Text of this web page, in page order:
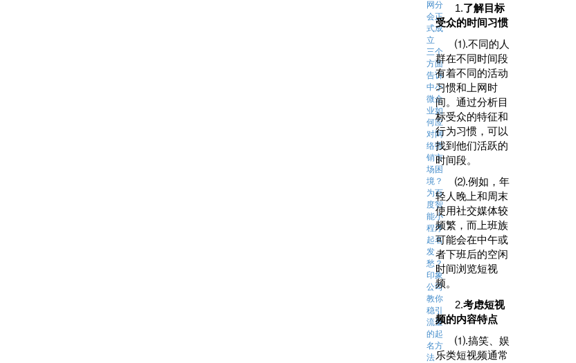
1.‌了解目标
受众的时间习惯‌
⑴.不同的人
群在不同时间段
有着不同的活动
习惯和上网时
间。通过分析目
标受众的特征和
行为习惯，可以
找到他们活跃的
时间段。
⑵.例如，年
轻人晚上和周末
使用社交媒体较
频繁，而上班族
可能会在中午或
者下班后的空闲
时间浏览短视
频。
2.考虑短视
频的内容特点‌
⑴.搞笑、娱
乐类短视频通常
网分
会正
式成
立
三个
方面
告诉
中小
微企
业如
何应
对网
络营
销市
场困
境？
为百
度智
能小
程序
起名
发
愁？
印象
公司
教你
稳引
流量
的起
名方
法